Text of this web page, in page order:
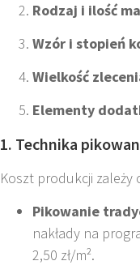
Rodzaj i ilość
Wzór i stopień
Wielkość
Elementy
1. Technika
Koszt produkcji
Pikowanie
nakłady na
2,50 zł/m².